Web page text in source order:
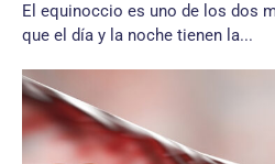
El equinoccio es uno de los dos
que el día y la noche tienen la...